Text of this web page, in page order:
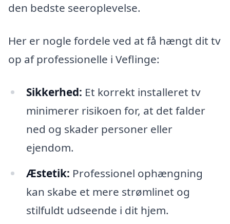
den bedste seeroplevelse.
Her er nogle fordele ved at få hængt dit tv
op af professionelle i Veflinge:
Sikkerhed: Et korrekt installeret tv
minimerer risikoen for, at det falder
ned og skader personer eller
ejendom.
Æstetik: Professionel ophængning
kan skabe et mere strømlinet og
stilfuldt udseende i dit hjem.